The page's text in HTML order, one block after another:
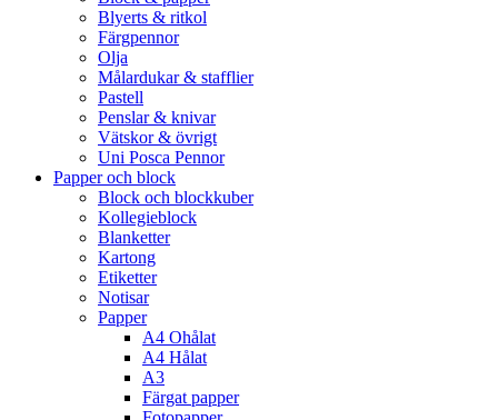
Blyerts & ritkol
Färgpennor
Olja
Målardukar & stafflier
Pastell
Penslar & knivar
Vätskor & övrigt
Uni Posca Pennor
Papper och block
Block och blockkuber
Kollegieblock
Blanketter
Kartong
Etiketter
Notisar
Papper
A4 Ohålat
A4 Hålat
A3
Färgat papper